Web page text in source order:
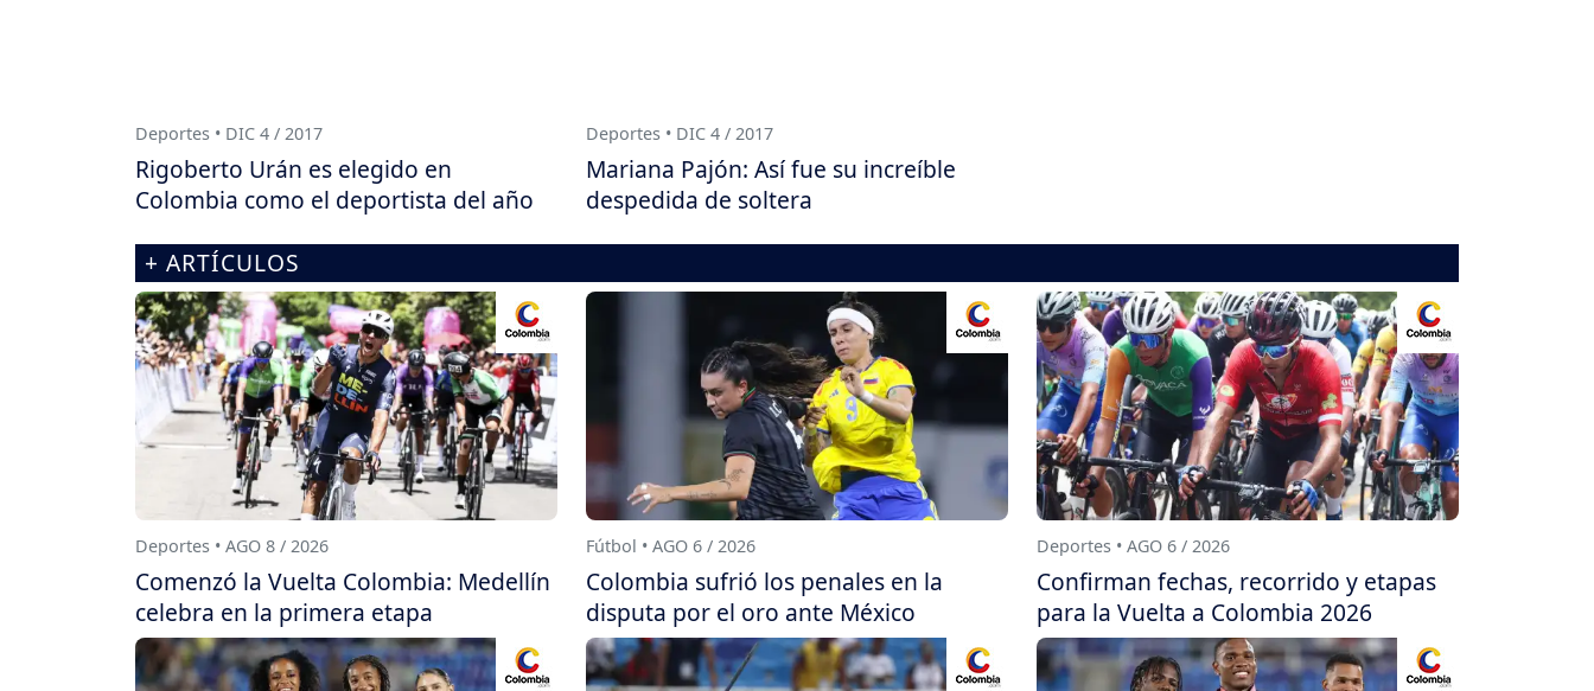
Deportes • DIC 4 / 2017
Rigoberto Urán es elegido en
Colombia como el deportista del año
Deportes • DIC 4 / 2017
Mariana Pajón: Así fue su increíble
despedida de soltera
+ ARTÍCULOS
Deportes • AGO 8 / 2026
Comenzó la Vuelta Colombia: Medellín
celebra en la primera etapa
Fútbol • AGO 6 / 2026
Colombia sufrió los penales en la
disputa por el oro ante México
Deportes • AGO 6 / 2026
Confirman fechas, recorrido y etapas
para la Vuelta a Colombia 2026